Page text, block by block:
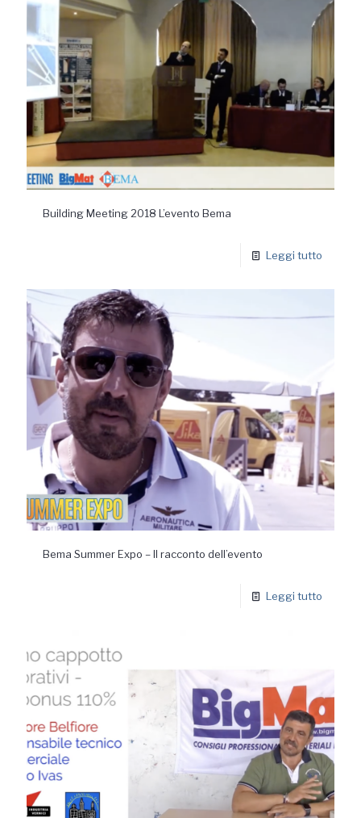
Building Meeting 2018 L’evento Bema
Leggi tutto
Bema Summer Expo – Il racconto dell’evento
Leggi tutto